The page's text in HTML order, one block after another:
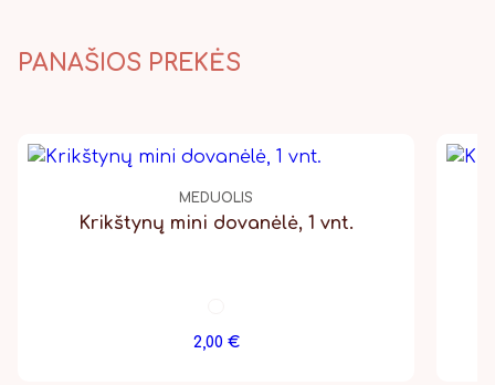
PANAŠIOS PREKĖS
MEDUOLIS
Krikštynų mini dovanėlė, 1 vnt.
2,00 €